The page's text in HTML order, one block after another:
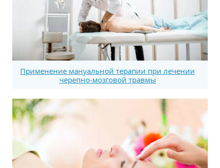
Применение мануальной терапии при лечении
черепно-мозговой травмы